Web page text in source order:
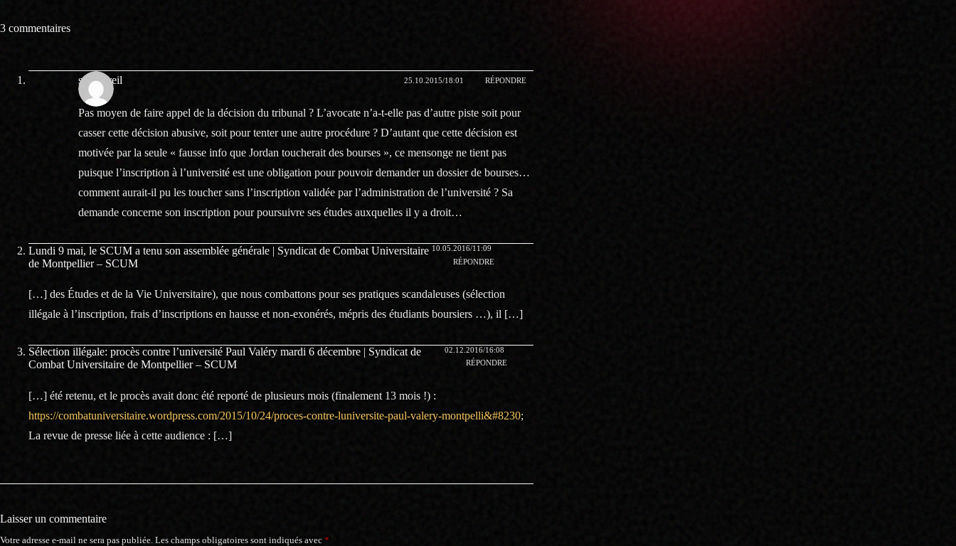
3 commentaires
sanspareil 25.10.2015/18:01 RÉPONDRE
Pas moyen de faire appel de la décision du tribunal ? L’avocate n’a-t-elle pas d’autre piste soit pour
casser cette décision abusive, soit pour tenter une autre procédure ? D’autant que cette décision est
motivée par la seule « fausse info que Jordan toucherait des bourses », ce mensonge ne tient pas
puisque l’inscription à l’université est une obligation pour pouvoir demander un dossier de bourses…
comment aurait-il pu les toucher sans l’inscription validée par l’administration de l’université ? Sa
demande concerne son inscription pour poursuivre ses études auxquelles il y a droit…
Lundi 9 mai, le SCUM a tenu son assemblée générale | Syndicat de Combat Universitaire
de Montpellier – SCUM
10.05.2016/11:09
RÉPONDRE
[…] des Études et de la Vie Universitaire), que nous combattons pour ses pratiques scandaleuses (sélection
illégale à l’inscription, frais d’inscriptions en hausse et non-exonérés, mépris des étudiants boursiers …), il […]
Sélection illégale: procès contre l’université Paul Valéry mardi 6 décembre | Syndicat de
Combat Universitaire de Montpellier – SCUM
02.12.2016/16:08
RÉPONDRE
[…] été retenu, et le procès avait donc été reporté de plusieurs mois (finalement 13 mois !) :
https://combatuniversitaire.wordpress.com/2015/10/24/proces-contre-luniversite-paul-valery-montpelli&#8230;
La revue de presse liée à cette audience : […]
Laisser un commentaire
Votre adresse e-mail ne sera pas publiée. Les champs obligatoires sont indiqués avec *